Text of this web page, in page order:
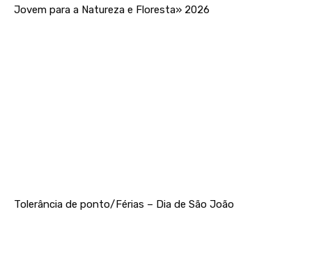
Jovem para a Natureza e Floresta» 2026
Tolerância de ponto/Férias – Dia de São João